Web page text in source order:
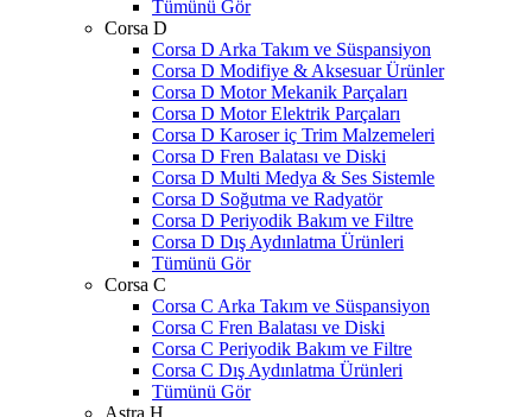
Tümünü Gör
Corsa D
Corsa D Arka Takım ve Süspansiyon
Corsa D Modifiye & Aksesuar Ürünler
Corsa D Motor Mekanik Parçaları
Corsa D Motor Elektrik Parçaları
Corsa D Karoser iç Trim Malzemeleri
Corsa D Fren Balatası ve Diski
Corsa D Multi Medya & Ses Sistemle
Corsa D Soğutma ve Radyatör
Corsa D Periyodik Bakım ve Filtre
Corsa D Dış Aydınlatma Ürünleri
Tümünü Gör
Corsa C
Corsa C Arka Takım ve Süspansiyon
Corsa C Fren Balatası ve Diski
Corsa C Periyodik Bakım ve Filtre
Corsa C Dış Aydınlatma Ürünleri
Tümünü Gör
Astra H